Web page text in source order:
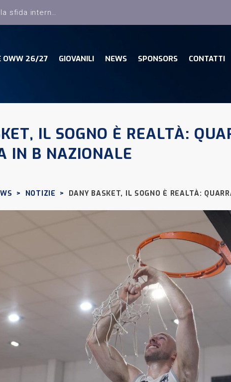
OWW 26/27 GIOVANILI NEWS SPONSORS CONTATTI
IL SOGNO È REALTÀ:
IN B NAZIONALE
> NOTIZIE > DANY BASKET, IL SOGNO È REALTÀ: